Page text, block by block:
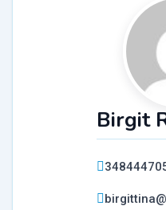
Birgit